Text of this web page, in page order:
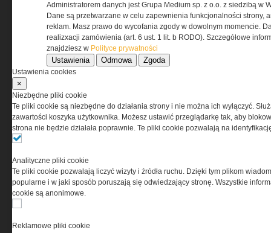
Regulamin określa zasady korzystania z portalu
www.special-ops.pl
Korzystanie z portalu jest równoznaczne
z zaakceptowaniem warunków ustanowionych
odpowiedzialnością Spółka komandytowa, nr KRS:
0000537655, NIP 1132860378, REGON 146393437
(zwana dalej Grupa MEDIUM) w postaci Regulaminu.
Administratorem danych jest Grupa Medium sp. z o.o. z siedzibą w
Dane są przetwarzane w celu zapewnienia funkcjonalności strony,
reklam. Masz prawo do wycofania zgody w dowolnym momencie.
realizxacji zamówienia (art. 6 ust. 1 lit. b RODO). Szczegółowe
znajdziesz w Polityce prywatności
Ustawienia Odmowa Zgoda
Ustawienia cookies
×
Niezbędne pliki cookie
Te pliki cookie są niezbędne do działania strony i nie można ich wyłączyć.
zawartości koszyka użytkownika. Możesz ustawić przeglądarkę tak, aby
strona nie będzie działała poprawnie. Te pliki cookie pozwalają na
Analityczne pliki cookie
Te pliki cookie pozwalają liczyć wizyty i źródła ruchu. Dzięki tym plikom
popularne i w jaki sposób poruszają się odwiedzający stronę. Wszystkie
cookie są anonimowe.
Reklamowe pliki cookie